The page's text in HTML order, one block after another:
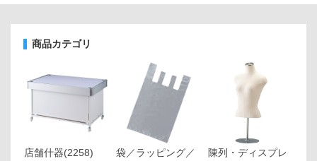
商品カテゴリ
店舗什器(2258)
袋／ラッピング／
陳列・ディスプレ